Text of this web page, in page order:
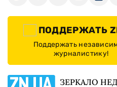
ПОДДЕРЖАТЬ
Поддержать
журналистику!
ЗЕРКАЛО